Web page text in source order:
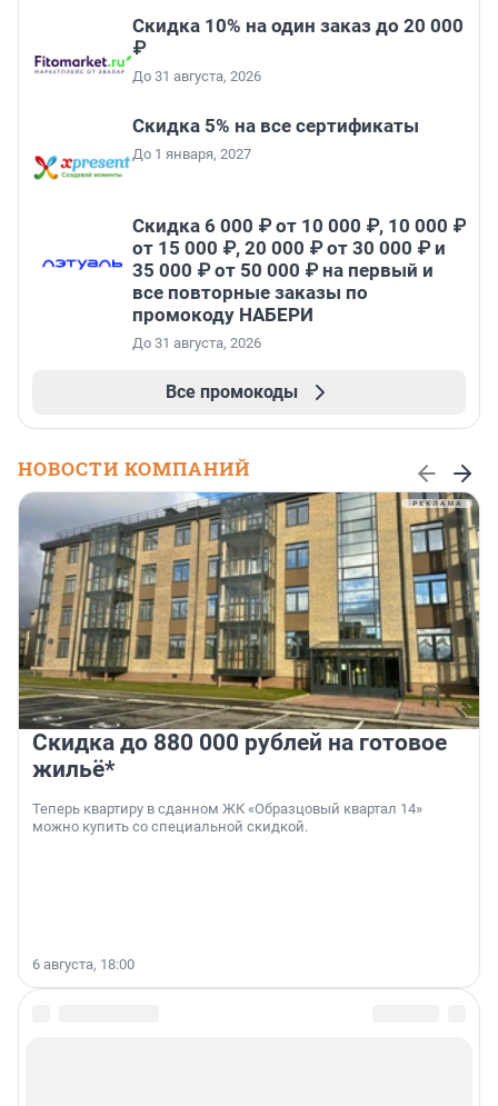
Скидка 10% на один заказ до 20 000
₽
До 31 августа, 2026
Скидка 5% на все сертификаты
До 1 января, 2027
Скидка 6 000 ₽ от 10 000 ₽, 10 000 ₽
от 15 000 ₽, 20 000 ₽ от 30 000 ₽ и
35 000 ₽ от 50 000 ₽ на первый и
все повторные заказы по
промокоду НАБЕРИ
До 31 августа, 2026
Все промокоды
НОВОСТИ КОМПАНИЙ
Скидка до 880 000 рублей на готовое
жильё*
Теперь квартиру в сданном ЖК «Образцовый квартал 14»
можно купить со специальной скидкой.
6 августа, 18:00